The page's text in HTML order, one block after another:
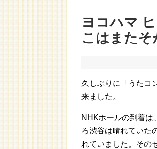
ヨコハマ
こはまたそ
久しぶりに「うたコ
来ました。
NHKホールの到着は
ろ渋谷は晴れていた
れていました。その